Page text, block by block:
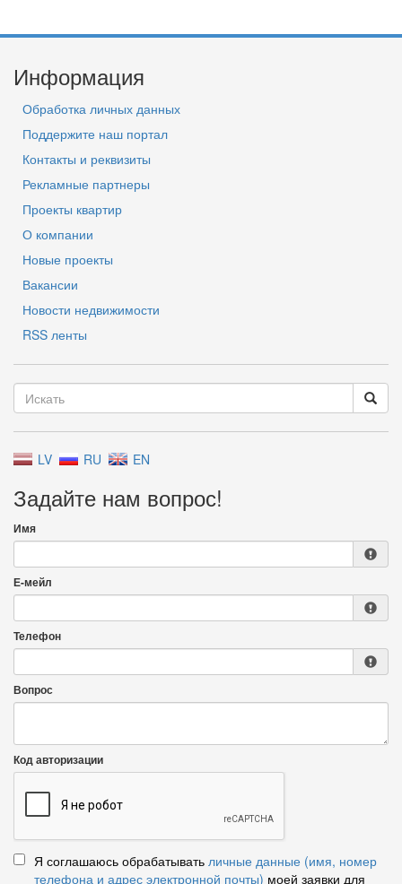
Информация
Обработка личных данных
Поддержите наш портал
Контакты и реквизиты
Рекламные партнеры
Проекты квартир
О компании
Новые проекты
Вакансии
Новости недвижимости
RSS ленты
LV RU EN
Задайте нам вопрос!
Имя
Е-мейл
Телефон
Вопрос
Код авторизации
Я соглашаюсь обрабатывать личные данные (имя, номер
телефона и адрес электронной почты) моей заявки для